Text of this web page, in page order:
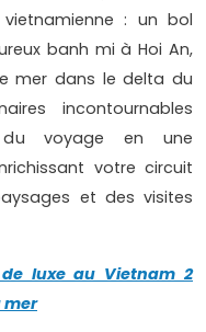
: un bol
banh mi à Hoi An,
mer dans le delta du
incontournables
du voyage en une
votre circuit
et des visites
luxe au Vietnam 2
mer